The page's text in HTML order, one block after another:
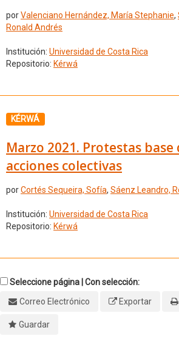
porValenciano Hernández, María Stephanie,
Ronald Andrés
Institución: Universidad de Costa Rica
Repositorio: Kérwá
KÉRWÁ
Marzo 2021. Protestas base
acciones colectivas
porCortés Sequeira, Sofía, Sáenz Leandro,
Institución: Universidad de Costa Rica
Repositorio: Kérwá
Seleccione página | Con selección:
Correo Electrónico
Exportar
Guardar